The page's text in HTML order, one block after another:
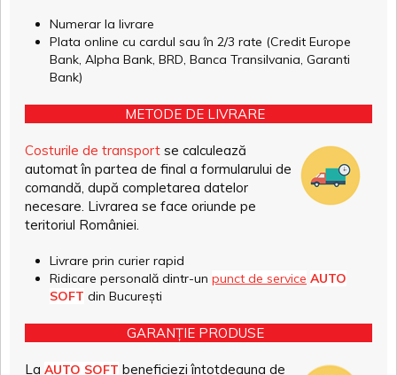
Numerar la livrare
Plata online cu cardul sau în 2/3 rate (Credit Europe
Bank, Alpha Bank, BRD, Banca Transilvania, Garanti
Bank)
METODE DE LIVRARE
Costurile de transport se calculează
automat în partea de final a formularului de
comandă, după completarea datelor
necesare. Livrarea se face oriunde pe
teritoriul României.
Livrare prin curier rapid
Ridicare personală dintr-un punct de service AUTO
SOFT din București
GARANȚIE PRODUSE
La AUTO SOFT beneficiezi întotdeauna de